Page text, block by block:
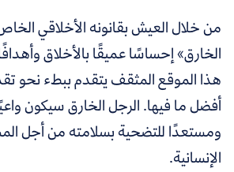
من خلال العيش بقانونه الأخلاقي
الخارق» إحساسًا عميقًا بالأخلاق
هذا الموقع المثقف يتقدم ببطء نحو
أفضل ما فيها. الرجل الخارق سيكون
ومستعدًا للتضحية بسلامته من أجل
الإنسانية.